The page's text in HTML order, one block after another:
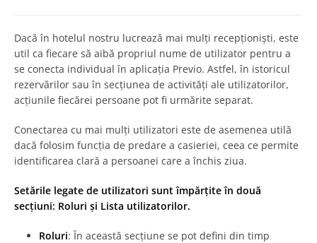
Dacă în hotelul nostru lucrează mai mulți recepționiști, este
util ca fiecare să aibă propriul nume de utilizator pentru a
se conecta individual în aplicația Previo. Astfel, în istoricul
rezervărilor sau în secțiunea de activități ale utilizatorilor,
acțiunile fiecărei persoane pot fi urmărite separat.
Conectarea cu mai mulți utilizatori este de asemenea utilă
dacă folosim funcția de predare a casieriei, ceea ce permite
identificarea clară a persoanei care a închis ziua.
Setările legate de utilizatori sunt împărțite în două
secțiuni: Roluri și Lista utilizatorilor.
Roluri: În această secțiune se pot defini din timp